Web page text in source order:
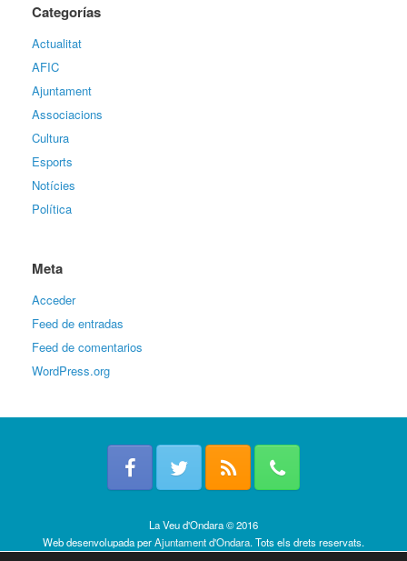
Categorías
Actualitat
AFIC
Ajuntament
Associacions
Cultura
Esports
Notícies
Política
Meta
Acceder
Feed de entradas
Feed de comentarios
WordPress.org
La Veu d'Ondara © 2016
Web desenvolupada perAjuntament d'Ondara. Tots els drets reservats.